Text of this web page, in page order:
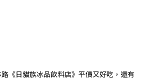
《日貓族冰品飲料店》平價又好吃，還有